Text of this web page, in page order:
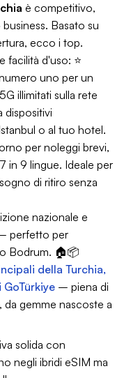
è competitivo,
Basato su
ecco i top.
facilità d'uso: ⭐
uno per un
illimitati sulla rete
dispositivi
o al tuo hotel.
per noleggi brevi,
in 9 lingue. Ideale per
di ritiro senza
nazionale e
perfetto per
Bodrum. 🏠📦
della Turchia,
– piena di
da gemme nascoste a
solida con
negli ibridi eSIM ma